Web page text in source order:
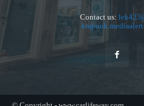
Contact us: